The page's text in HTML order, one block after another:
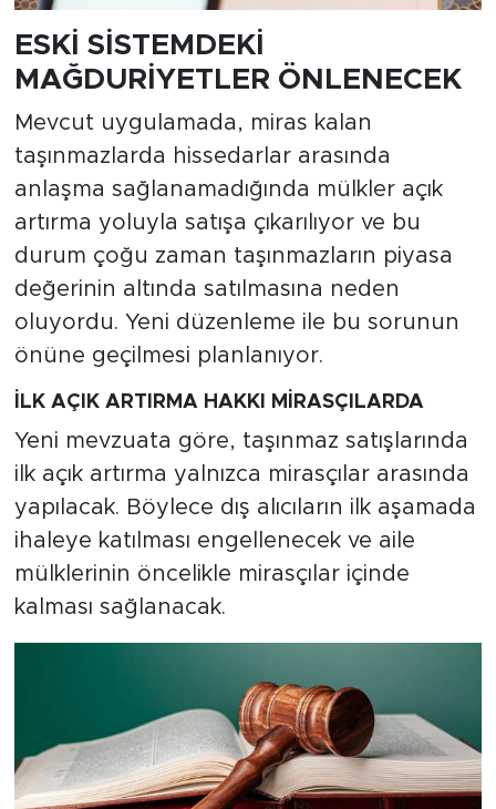
ESKİ SİSTEMDEKİ
MAĞDURİYETLER ÖNLENECEK
Mevcut uygulamada, miras kalan
taşınmazlarda hissedarlar arasında
anlaşma sağlanamadığında mülkler açık
artırma yoluyla satışa çıkarılıyor ve bu
durum çoğu zaman taşınmazların piyasa
değerinin altında satılmasına neden
oluyordu. Yeni düzenleme ile bu sorunun
önüne geçilmesi planlanıyor.
İLK AÇIK ARTIRMA HAKKI MİRASÇILARDA
Yeni mevzuata göre, taşınmaz satışlarında
ilk açık artırma yalnızca mirasçılar arasında
yapılacak. Böylece dış alıcıların ilk aşamada
ihaleye katılması engellenecek ve aile
mülklerinin öncelikle mirasçılar içinde
kalması sağlanacak.